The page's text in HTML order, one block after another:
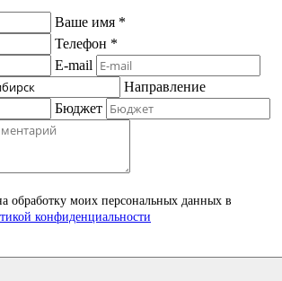
Ваше имя *
Телефон *
E-mail
Направление
Бюджет
обработку моих персональных данных в
конфиденциальности